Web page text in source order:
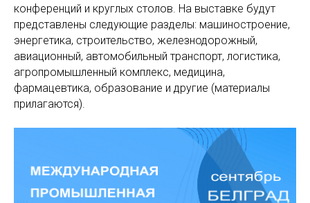
конференций и круглых столов. На выставке будут
представлены следующие разделы: машиностроение,
энергетика, строительство, железнодорожный,
авиационный, автомобильный транспорт, логистика,
агропромышленный комплекс, медицина,
фармацевтика, образование и другие (материалы
прилагаются).